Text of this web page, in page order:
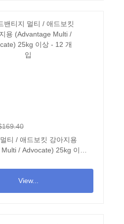
티 / 애드보킷 강아지용
/ Advocate) 25kg 이상 -
View...